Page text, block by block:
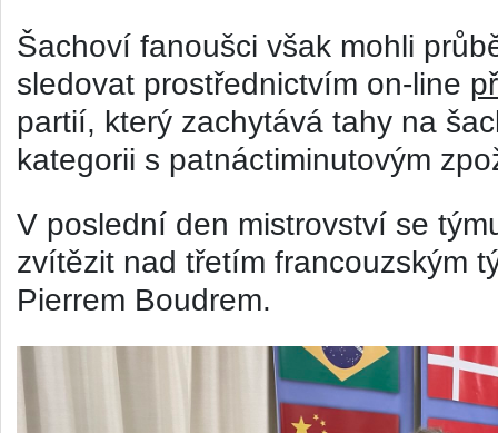
Šachoví fanoušci však mohli
sledovat prostřednictvím on-line
partií, který zachytává tahy na
kategorii s patnáctiminutovým
V poslední den mistrovství se
zvítězit nad třetím francouzským
Pierrem Boudrem.